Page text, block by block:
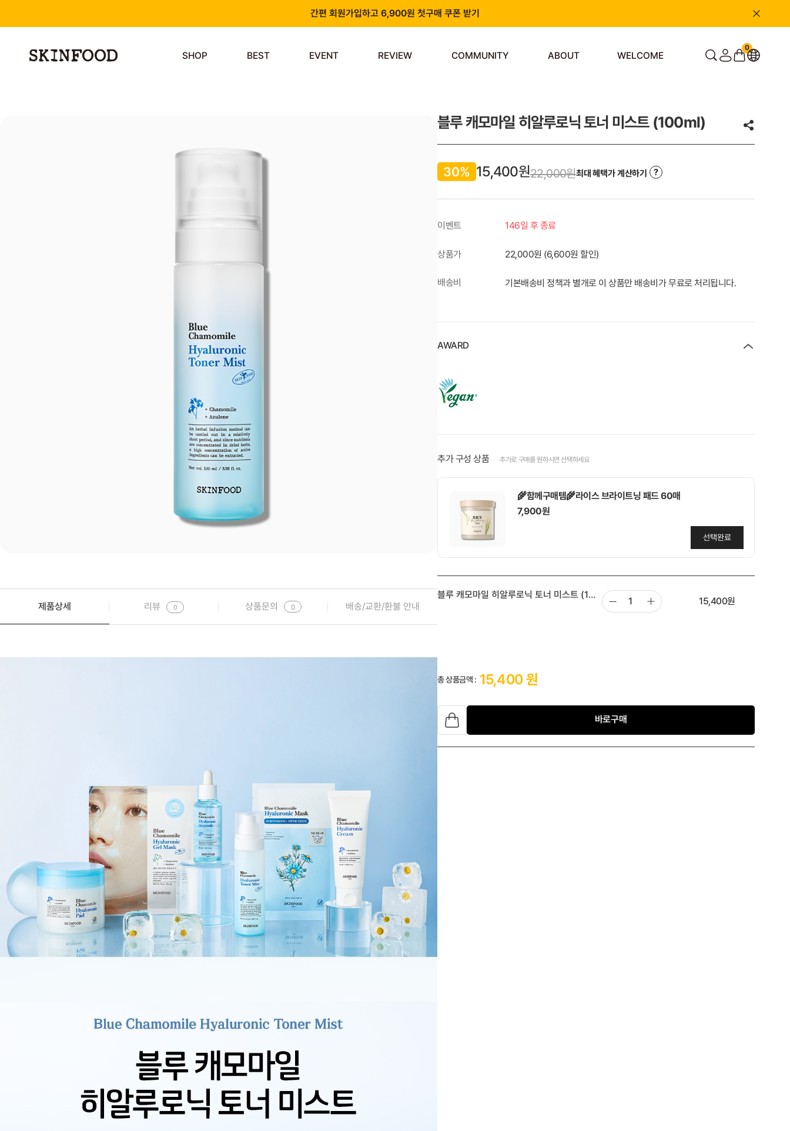
간편 회원가입하고 6,900원 첫구매 쿠폰 받기
SHOP BEST EVENT REVIEW COMMUNITY ABOUT WELCOME
0
제품상세 리뷰 0 상품문의 0 배송/교환/환불 안내
블루 캐모마일 히알루로닉 토너 미스트 (100ml)
30% 15,400원22,000원최대 혜택가 계산하기
이벤트 146일 후 종료
상품가 22,000원 (6,600원 할인)
배송비 기본배송비 정책과 별개로 이 상품만 배송비가 무료로 처리됩니다.
AWARD
추가 구성 상품 추가로 구매를 원하시면 선택하세요
🌾함께구매템🌾라이스 브라이트닝 패드 60매
7,900원
선택완료
🩷함께구매템🩷당근&복숭아 패드 10매 지퍼 휴대용
1,900원
블루 캐모마일 히알루로닉 토너 미스트 (10
15,400원
총 상품금액 : 15,400원
바로구매